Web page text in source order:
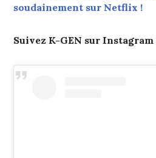
soudainement sur Netflix !
Suivez K-GEN sur Instagram